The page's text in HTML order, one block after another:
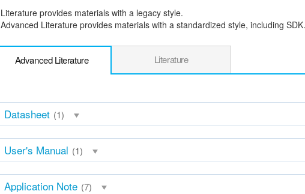
Literature provides materials with a legacy style.
Advanced Literature provides materials with a standardized style, including SDK.
Advanced Literature Literature
Datasheet (1)
User's Manual (1)
Application Note (7)